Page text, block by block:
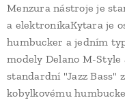
Menzura nástroje je
a elektronikaKytara je
humbucker a jedním
modely Delano M-
standardní "Jazz Bass"
kobylkovému